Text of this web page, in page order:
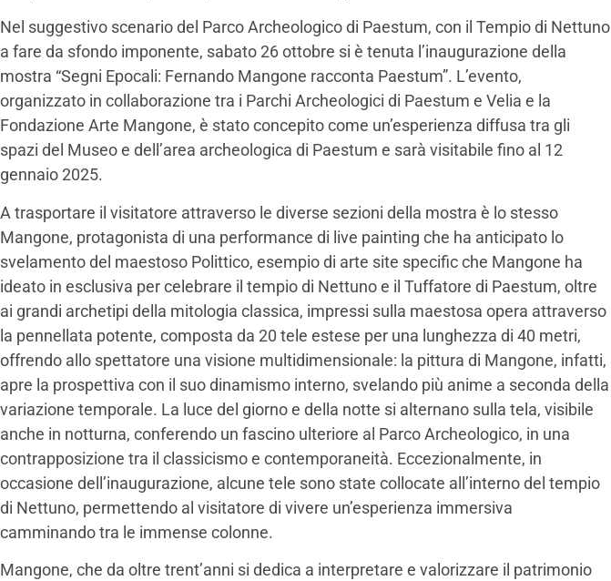
Nel suggestivo scenario del Parco Archeologico di Paestum, con il Tempio di Nettuno
a fare da sfondo imponente, sabato 26 ottobre si è tenuta l’inaugurazione della
mostra “Segni Epocali: Fernando Mangone racconta Paestum”. L’evento,
organizzato in collaborazione tra i Parchi Archeologici di Paestum e Velia e la
Fondazione Arte Mangone, è stato concepito come un’esperienza diffusa tra gli
spazi del Museo e dell’area archeologica di Paestum e sarà visitabile fino al 12
gennaio 2025.
A trasportare il visitatore attraverso le diverse sezioni della mostra è lo stesso
Mangone, protagonista di una performance di live painting che ha anticipato lo
svelamento del maestoso Polittico, esempio di arte site specific che Mangone ha
ideato in esclusiva per celebrare il tempio di Nettuno e il Tuffatore di Paestum, oltre
ai grandi archetipi della mitologia classica, impressi sulla maestosa opera attraverso
la pennellata potente, composta da 20 tele estese per una lunghezza di 40 metri,
offrendo allo spettatore una visione multidimensionale: la pittura di Mangone, infatti,
apre la prospettiva con il suo dinamismo interno, svelando più anime a seconda della
variazione temporale. La luce del giorno e della notte si alternano sulla tela, visibile
anche in notturna, conferendo un fascino ulteriore al Parco Archeologico, in una
contrapposizione tra il classicismo e contemporaneità. Eccezionalmente, in
occasione dell’inaugurazione, alcune tele sono state collocate all’interno del tempio
di Nettuno, permettendo al visitatore di vivere un’esperienza immersiva
camminando tra le immense colonne.
Mangone, che da oltre trent’anni si dedica a interpretare e valorizzare il patrimonio